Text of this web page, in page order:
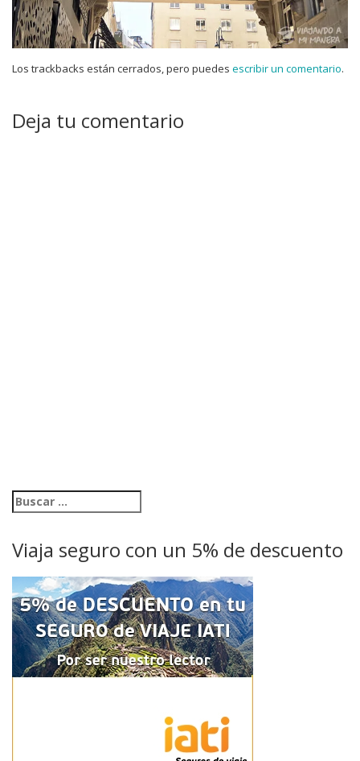
Los trackbacks están cerrados, pero puedes escribir un comentario.
Deja tu comentario
Viaja seguro con un 5% de descuento